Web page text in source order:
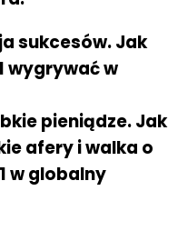
sukcesów. Jak
wygrywać w
pieniądze. Jak
afery i walka o
w globalny